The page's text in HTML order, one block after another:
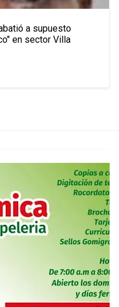
a supuesto
en sector Villa